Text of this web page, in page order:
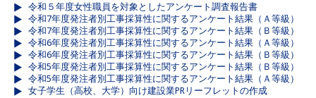
令和５年度女性職員を対象としたアンケート調査報告書
令和7年度発注者別工事採算性に関するアンケート結果（Ａ等級）
令和7年度発注者別工事採算性に関するアンケート結果（Ｂ等級）
令和6年度発注者別工事採算性に関するアンケート結果（Ａ等級）
令和6年度発注者別工事採算性に関するアンケート結果（Ｂ等級）
令和5年度発注者別工事採算性に関するアンケート結果（Ｂ等級）
令和5年度発注者別工事採算性に関するアンケート結果（Ａ等級）
女子学生（高校、大学）向け建設業PRリーフレットの作成